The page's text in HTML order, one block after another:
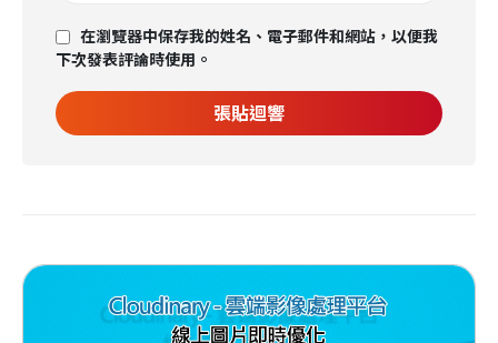
在瀏覽器中保存我的姓名、電子郵件和網站，以便我
下次發表評論時使用。